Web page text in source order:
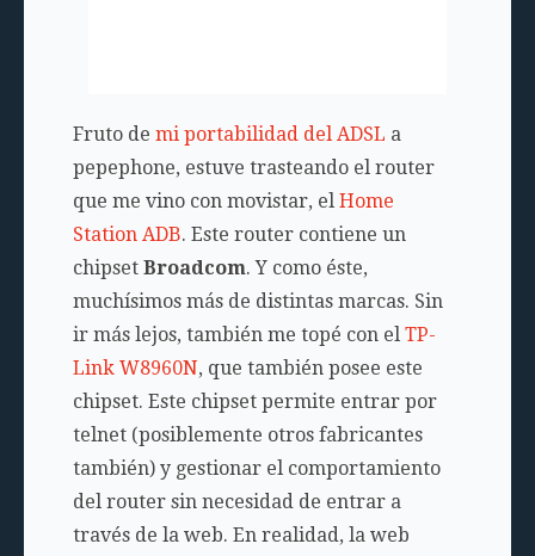
Fruto de mi portabilidad del ADSL a
pepephone, estuve trasteando el router
que me vino con movistar, el Home
Station ADB. Este router contiene un
chipset Broadcom. Y como éste,
muchísimos más de distintas marcas. Sin
ir más lejos, también me topé con el TP-
Link W8960N, que también posee este
chipset. Este chipset permite entrar por
telnet (posiblemente otros fabricantes
también) y gestionar el comportamiento
del router sin necesidad de entrar a
través de la web. En realidad, la web